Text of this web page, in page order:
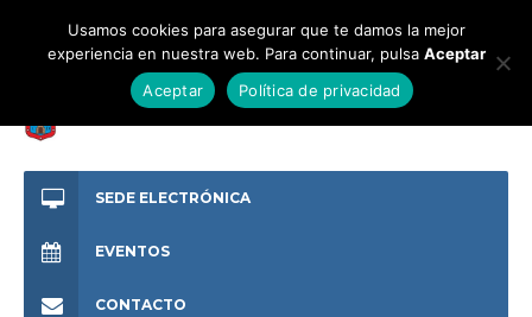
SEDE ELECTRÓNICA
EVENTOS
CONTACTO
Usamos cookies para asegurar que te damos la mejor
experiencia en nuestra web. Para continuar, pulsa Aceptar
Aceptar
Política de privacidad